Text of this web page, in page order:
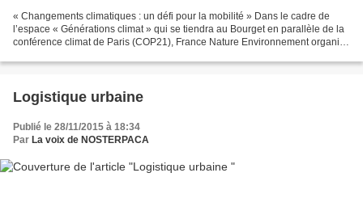
« Changements climatiques : un défi pour la mobilité » Dans le cadre de
l’espace « Générations climat » qui se tiendra au Bourget en parallèle de la
conférence climat de Paris (COP21), France Nature Environnement organise
Logistique urbaine
Publié le 28/11/2015 à 18:34
Par La voix de NOSTERPACA